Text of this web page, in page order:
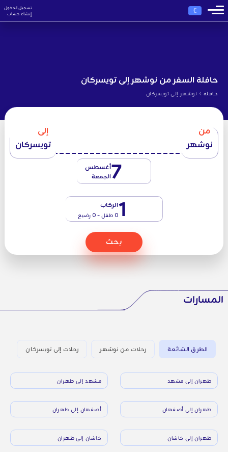
€
تسجيل الدخول
إنشاء حساب
حافلة السفر من نوشهر إلى تويسركان
حافلة › نوشهر إلى تویسرکان
من
نوشهر
إلى
تويسركان
7أغسطس
الجمعة
1الركاب
0 طفل - 0 رضيع
بحث
المسارات
الطرق الشائعة رحلات من نوشهر رحلات إلى تويسركان
طهران إلى مشهد مشهد إلى طهران
طهران إلى أصفهان أصفهان إلى طهران
طهران إلى كاشان كاشان إلى طهران